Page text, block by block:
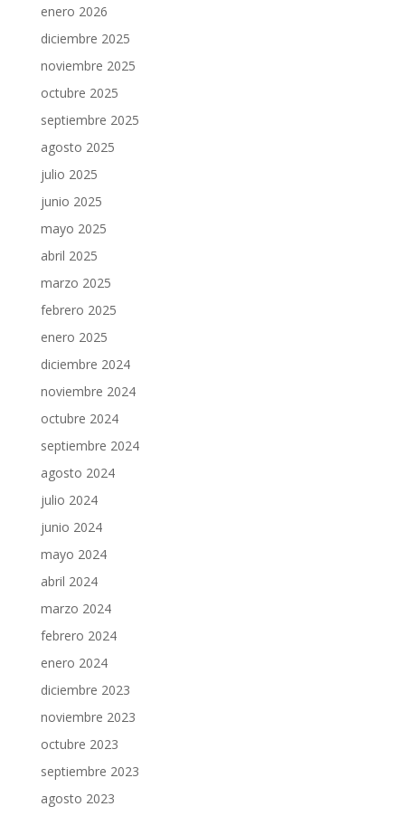
enero 2026
diciembre 2025
noviembre 2025
octubre 2025
septiembre 2025
agosto 2025
julio 2025
junio 2025
mayo 2025
abril 2025
marzo 2025
febrero 2025
enero 2025
diciembre 2024
noviembre 2024
octubre 2024
septiembre 2024
agosto 2024
julio 2024
junio 2024
mayo 2024
abril 2024
marzo 2024
febrero 2024
enero 2024
diciembre 2023
noviembre 2023
octubre 2023
septiembre 2023
agosto 2023